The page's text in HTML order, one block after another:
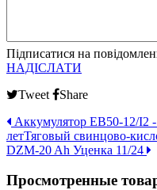
Підписатися на
НАДІСЛАТИ
Tweet
Share
Аккумулятор EB50-12/I2
летТяговый свинцово-
DZM-20 Ah Уценка 11/24
Просмотренные